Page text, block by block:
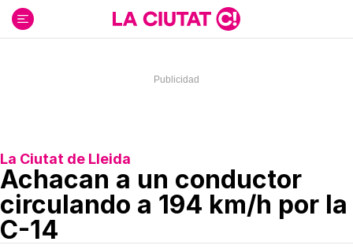
contenido
La Ciutat de Lleida
Achacan a un conductor
circulando a 194 km/h por la
C-14